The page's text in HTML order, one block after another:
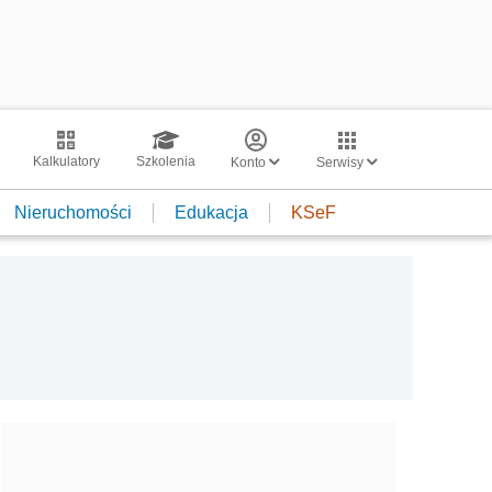
Kalkulatory Szkolenia Konto Serwisy
Nieruchomości Edukacja KSeF